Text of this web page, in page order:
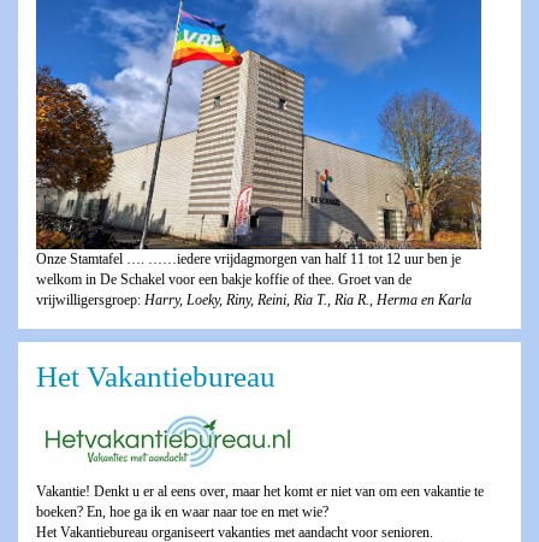
Onze Stamtafel …. ……iedere vrijdagmorgen van half 11 tot 12 uur ben je
welkom in De Schakel voor een bakje koffie of thee. Groet van de
vrijwilligersgroep: Harry, Loeky, Riny, Reini, Ria T., Ria R., Herma en Karla
Het Vakantiebureau
Vakantie! Denkt u er al eens over, maar het komt er niet van om een vakantie te
boeken? En, hoe ga ik en waar naar toe en met wie?
Het Vakantiebureau organiseert vakanties met aandacht voor senioren.